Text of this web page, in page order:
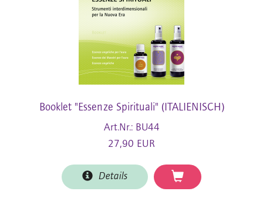
Booklet "Essenze Spirituali" (ITALIENISCH)
Art.Nr.: BU44
27,90 EUR
Details